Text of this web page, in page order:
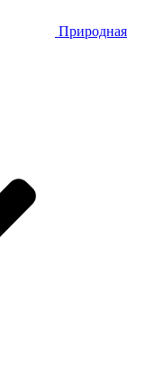
Природная